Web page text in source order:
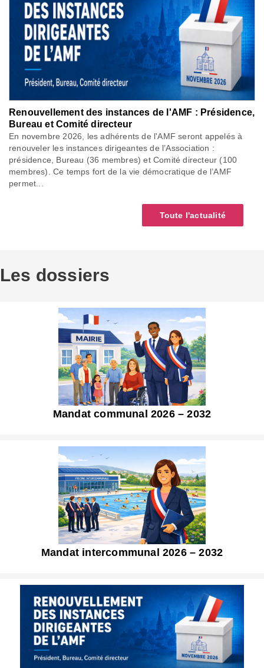
Renouvellement des instances de l'AMF : Présidence,
Bureau et Comité directeur
En novembre 2026, les adhérents de l'AMF seront appelés à
renouveler les instances dirigeantes de l’Association :
présidence, Bureau (36 membres) et Comité directeur (100
membres). Ce temps fort de la vie démocratique de l’AMF
permet...
Toute l'actualité
Les dossiers
Mandat communal 2026 – 2032
Mandat intercommunal 2026 – 2032